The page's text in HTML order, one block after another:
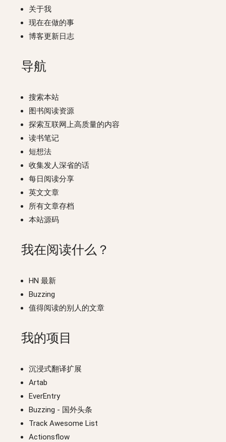
关于我
现在在做的事
博客更新日志
导航
搜索本站
图书阅读资源
探索互联网上高质量的内容
读书笔记
短想法
收集发人深省的话
每日阅读分享
英文文章
所有文章存档
本站源码
我在阅读什么？
HN 最新
Buzzing
值得阅读的别人的文章
我的项目
沉浸式翻译扩展
Artab
EverEntry
Buzzing - 国外头条
Track Awesome List
Actionsflow